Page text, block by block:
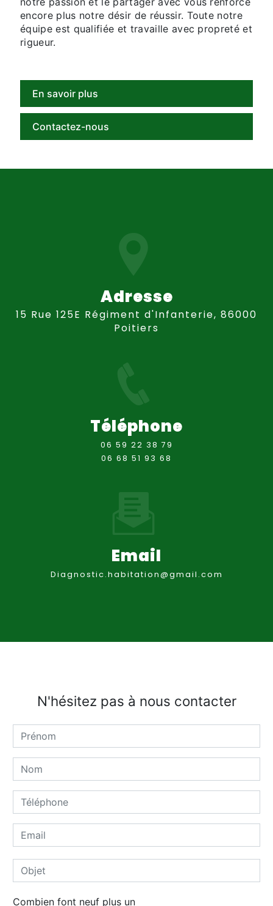
encore plus notre désir de réussir. Toute notre
équipe est qualifiée et travaille avec propreté et
rigueur.
En savoir plus
Contactez-nous
Adresse
15 Rue 125E Régiment d'Infanterie, 86000
Poitiers
Téléphone
06 59 22 38 79
06 68 51 93 68
Email
diagnostic.habitation@gmail.com
N'hésitez pas à nous contacter
Combien font neuf plus un